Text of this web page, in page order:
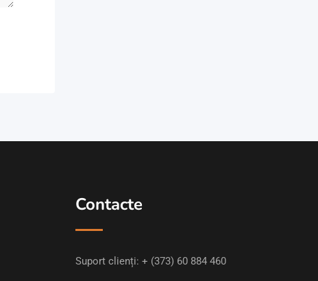
Contacte
Suport clienți: + (373) 60 884 460